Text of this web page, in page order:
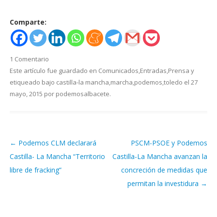
Comparte:
1 Comentario
Este artículo fue guardado en Comunicados,Entradas,Prensa y
etiqueado bajo castilla-la mancha,marcha,podemos,toledo el 27
mayo, 2015 por podemosalbacete.
Navegación de artículos
← Podemos CLM declarará
Castilla- La Mancha “Territorio
libre de fracking”
PSCM-PSOE y Podemos
Castilla-La Mancha avanzan la
concreción de medidas que
permitan la investidura →